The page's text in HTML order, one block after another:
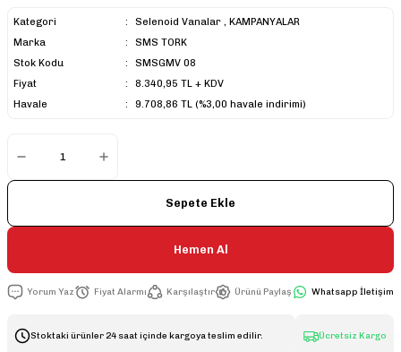
Kategori Selenoid Vanalar ,KAMPANYALAR
Marka
SMS TORK
Stok Kodu
SMSGMV 08
Fiyat
8.340,95 TL + KDV
Havale
9.708,86 TL (%3,00 havale indirimi)
Sepete Ekle
Hemen Al
Yorum Yaz Fiyat Alarmı Karşılaştır Ürünü Paylaş Whatsapp İletişim
Stoktaki ürünler 24 saat içinde kargoya teslim edilir. Ücretsiz Kargo